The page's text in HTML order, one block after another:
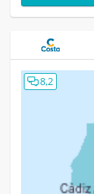
8,2